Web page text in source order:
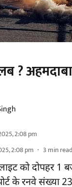
?
2:08 pm
2:08 pm 3 min read
को दोपहर 1
के रनवे संख्या